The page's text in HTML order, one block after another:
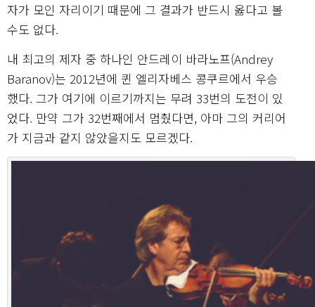
자가 모인 자리이기 때문에 그 결과가 반드시 옳다고 볼
수도 없다.
내 최고의 제자 중 하나인 안드레이 바라노프(Andrey
Baranov)는 2012년에 퀸 엘리자베스 콩쿠르에서 우승
했다. 그가 여기에 이르기까지는 무려 33번의 도전이 있
었다. 만약 그가 32번째에서 멈췄다면, 아마 그의 커리어
가 지금과 같지 않았을지도 모르겠다.